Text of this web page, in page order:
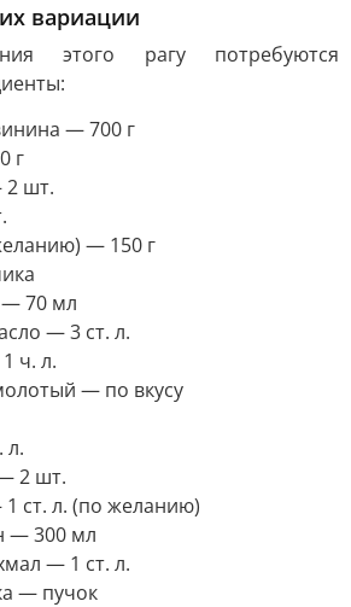
вариации
этого рагу потребуются
— 700 г
г
2 шт.
— 150 г
— 70 мл
— 3 ст. л.
ч. л.
— по вкусу
л.
2 шт.
ст. л. (по желанию)
— 300 мл
— 1 ст. л.
— пучок